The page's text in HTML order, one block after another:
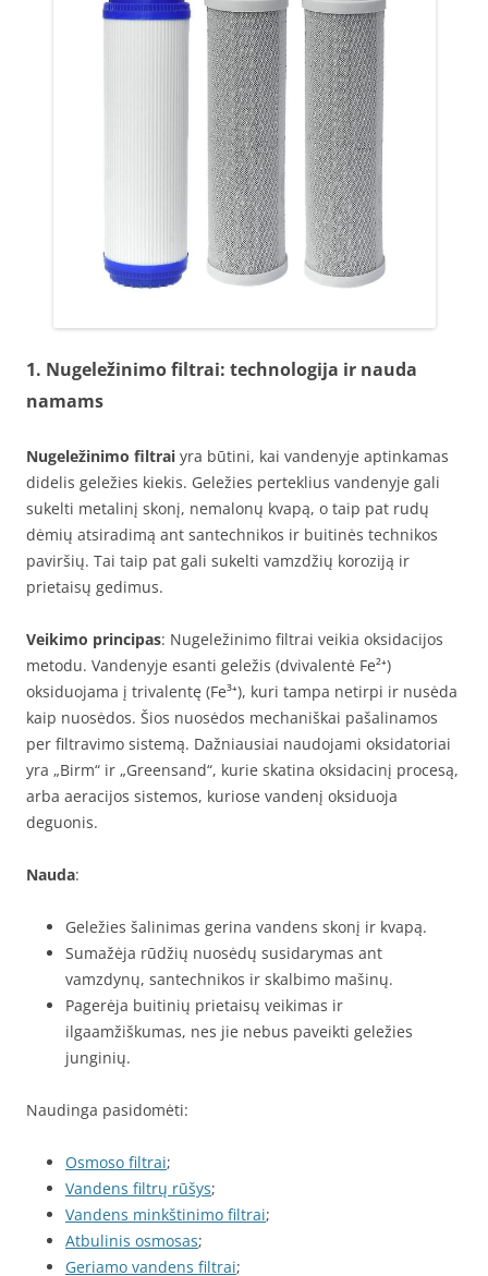
1. Nugeležinimo filtrai: technologija ir nauda
namams
Nugeležinimo filtrai yra būtini, kai vandenyje aptinkamas
didelis geležies kiekis. Geležies perteklius vandenyje gali
sukelti metalinį skonį, nemalonų kvapą, o taip pat rudų
dėmių atsiradimą ant santechnikos ir buitinės technikos
paviršių. Tai taip pat gali sukelti vamzdžių koroziją ir
prietaisų gedimus.
Veikimo principas: Nugeležinimo filtrai veikia oksidacijos
metodu. Vandenyje esanti geležis (dvivalentė Fe²⁺)
oksiduojama į trivalentę (Fe³⁺), kuri tampa netirpi ir nusėda
kaip nuosėdos. Šios nuosėdos mechaniškai pašalinamos
per filtravimo sistemą. Dažniausiai naudojami oksidatoriai
yra „Birm“ ir „Greensand“, kurie skatina oksidacinį procesą,
arba aeracijos sistemos, kuriose vandenį oksiduoja
deguonis.
Nauda:
Geležies šalinimas gerina vandens skonį ir kvapą.
Sumažėja rūdžių nuosėdų susidarymas ant
vamzdynų, santechnikos ir skalbimo mašinų.
Pagerėja buitinių prietaisų veikimas ir
ilgaamžiškumas, nes jie nebus paveikti geležies
junginių.
Naudinga pasidomėti:
Osmoso filtrai;
Vandens filtrų rūšys;
Vandens minkštinimo filtrai;
Atbulinis osmosas;
Geriamo vandens filtrai;